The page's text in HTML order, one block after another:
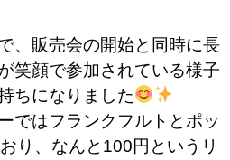
、販売会の開始と同時に長
笑顔で参加されている様子
ちになりました
ではフランクフルトとポッ
り、なんと100円というリ